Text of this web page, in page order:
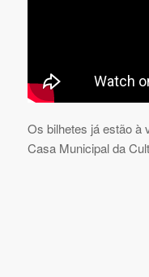
Os bilhetes já estão à
Casa Municipal da